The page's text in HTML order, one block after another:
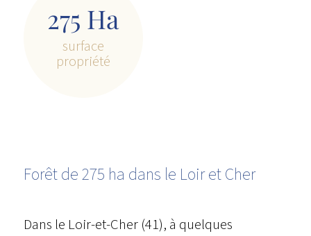
275 Ha
surface
propriété
Forêt de 275 ha dans le Loir et Cher
Dans le Loir-et-Cher (41), à quelques